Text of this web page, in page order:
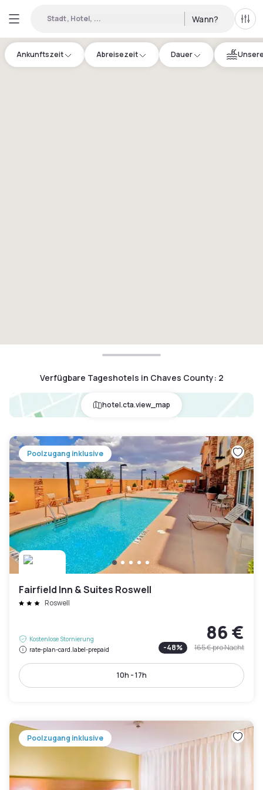
Stadt, Hotel, ... Wann? Alle
Ankunftszeit Abreisezeit Dauer
Verfügbare Tageshotels in Chaves County: 2
hotel.cta.view_map
Poolzugang inklusive
Fairfield Inn & Suites Roswell
Roswell
Kostenlose Stornierung
rate-plan-card.label-prepaid
86 €
-48% 165 €pro Nacht
10h - 17h
Poolzugang inklusive